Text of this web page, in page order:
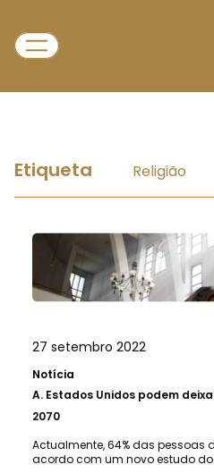
Etiqueta Religião
27 setembro 2022
Notícia
A. Estados Unidos podem
2070
Actualmente, 64% das pessoas
acordo com um novo estudo do